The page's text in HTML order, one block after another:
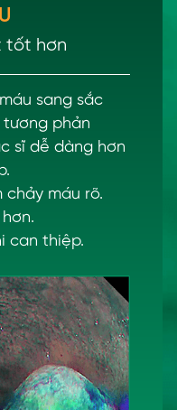
tốt hơn
sang sắc
phản
sĩ dễ dàng hơn
chảy máu rõ.
can thiệp.